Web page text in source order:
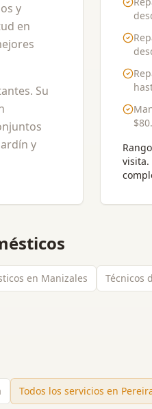
y
en
Su
y
visita
en Manizales
Técnicos
Todos los servicios en